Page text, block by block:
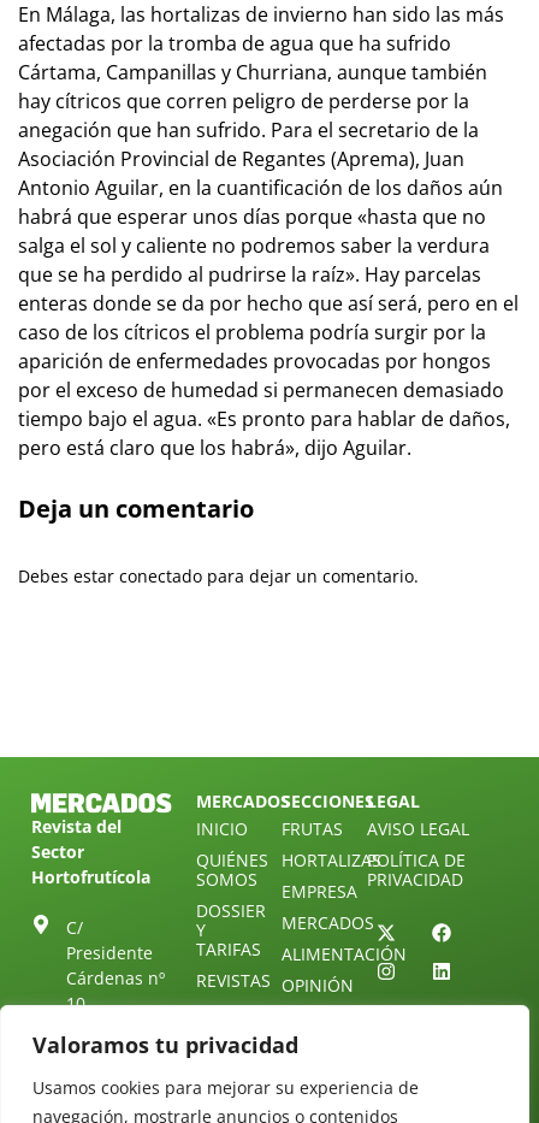
Valoramos tu privacidad
Usamos cookies para mejorar su experiencia de
navegación, mostrarle anuncios o contenidos
En Málaga, las hortalizas de invierno han sido las más
afectadas por la tromba de agua que ha sufrido
Cártama, Campanillas y Churriana, aunque también
hay cítricos que corren peligro de perderse por la
anegación que han sufrido. Para el secretario de la
Asociación Provincial de Regantes (Aprema), Juan
Antonio Aguilar, en la cuantificación de los daños aún
habrá que esperar unos días porque «hasta que no
salga el sol y caliente no podremos saber la verdura
que se ha perdido al pudrirse la raíz». Hay parcelas
enteras donde se da por hecho que así será, pero en el
caso de los cítricos el problema podría surgir por la
aparición de enfermedades provocadas por hongos
por el exceso de humedad si permanecen demasiado
tiempo bajo el agua. «Es pronto para hablar de daños,
pero está claro que los habrá», dijo Aguilar.
Deja un comentario
Debes estar conectado para dejar un comentario.
Revista del
Sector
Hortofrutícola
C/
Presidente
Cárdenas nº
10.
Sevilla.
ESPAÑA
Tel: (+34) 954
MERCADOS
INICIO
QUIÉNES
SOMOS
DOSSIER
Y
TARIFAS
REVISTAS
NEWSLETTER
SUSCRIPCIÓN
NUESTRO
TELEGRAM
SECCIONES
FRUTAS
HORTALIZAS
EMPRESA
MERCADOS
ALIMENTACIÓN
OPINIÓN
30
LEGAL
AVISO LEGAL
POLÍTICA DE
PRIVACIDAD
Starenlared